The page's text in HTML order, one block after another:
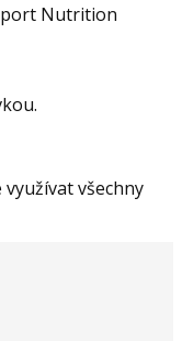
Nutrition
všechny